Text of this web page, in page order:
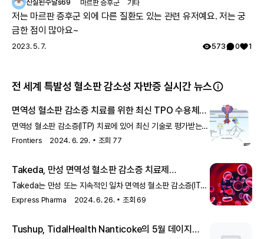
감사하겠습니다.
진실된수달s69 마르판 증후군 기타
저는 마르판 증후군 외에 다른 질환도 있는 관련 유저예요. 저는 궁
금한 점이 많아요~
2023. 5. 7. 573 0 1
전 세계 특발성 혈소판 감소성 자반증 실시간 뉴스
면역성 혈소판 감소증 치료를 위한 최신 TPO 수용체
작용제
면역성 혈소판 감소증(ITP) 치료에 있어 최신 기술로 평가받는
TPO 수용체 작용제(TPO-RAs)는 현재 로미플로스팀과
관련 삶의 질 저하를 보고합니다.
Frontiers 2024. 6. 29. 조회 77
Takeda, 만성 면역성 혈소판 감소증 치료제
메자기타맙의 긍정적 결과 발표
Takeda는 만성 또는 지속적인 일차 면역성 혈소판 감소증(ITP)
환자를 대상으로 한 메자기타맙(TAK-079)의 안전성, 내약성 및
파괴로 인해 혈소판 수가 감소하고 출혈이 증가하는 질환입니다.
Express Pharma 2024. 6. 26. 조회69
Tushup, TidalHealth Nanticoke의 5월 데이지